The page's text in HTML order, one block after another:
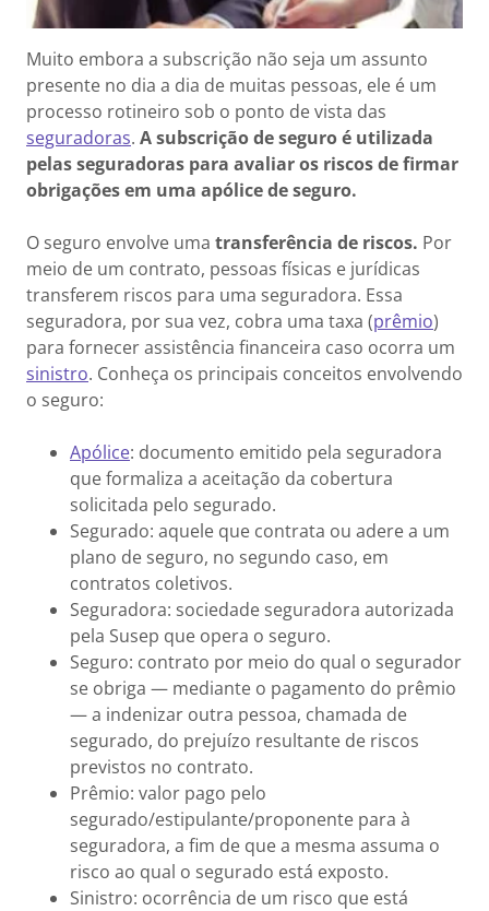
Muito embora a subscrição não seja um assunto
presente no dia a dia de muitas pessoas, ele é um
processo rotineiro sob o ponto de vista das
seguradoras. A subscrição de seguro é utilizada
pelas seguradoras para avaliar os riscos de firmar
obrigações em uma apólice de seguro.
O seguro envolve uma transferência de riscos. Por
meio de um contrato, pessoas físicas e jurídicas
transferem riscos para uma seguradora. Essa
seguradora, por sua vez, cobra uma taxa (prêmio)
para fornecer assistência financeira caso ocorra um
sinistro. Conheça os principais conceitos envolvendo
o seguro:
Apólice: documento emitido pela seguradora
que formaliza a aceitação da cobertura
solicitada pelo segurado.
Segurado: aquele que contrata ou adere a um
plano de seguro, no segundo caso, em
contratos coletivos.
Seguradora: sociedade seguradora autorizada
pela Susep que opera o seguro.
Seguro: contrato por meio do qual o segurador
se obriga — mediante o pagamento do prêmio
— a indenizar outra pessoa, chamada de
segurado, do prejuízo resultante de riscos
previstos no contrato.
Prêmio: valor pago pelo
segurado/estipulante/proponente para à
seguradora, a fim de que a mesma assuma o
risco ao qual o segurado está exposto.
Sinistro: ocorrência de um risco que está